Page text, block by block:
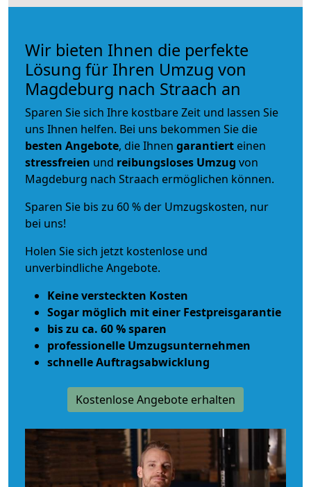
Wir bieten Ihnen die perfekte
Lösung für Ihren Umzug von
Magdeburg nach Straach an
Sparen Sie sich Ihre kostbare Zeit und lassen Sie
uns Ihnen helfen. Bei uns bekommen Sie die
besten Angebote, die Ihnen garantiert einen
stressfreien und reibungsloses Umzug von
Magdeburg nach Straach ermöglichen können.
Sparen Sie bis zu 60 % der Umzugskosten, nur
bei uns!
Holen Sie sich jetzt kostenlose und
unverbindliche Angebote.
Keine versteckten Kosten
Sogar möglich mit einer Festpreisgarantie
bis zu ca. 60 % sparen
professionelle Umzugsunternehmen
schnelle Auftragsabwicklung
Kostenlose Angebote erhalten